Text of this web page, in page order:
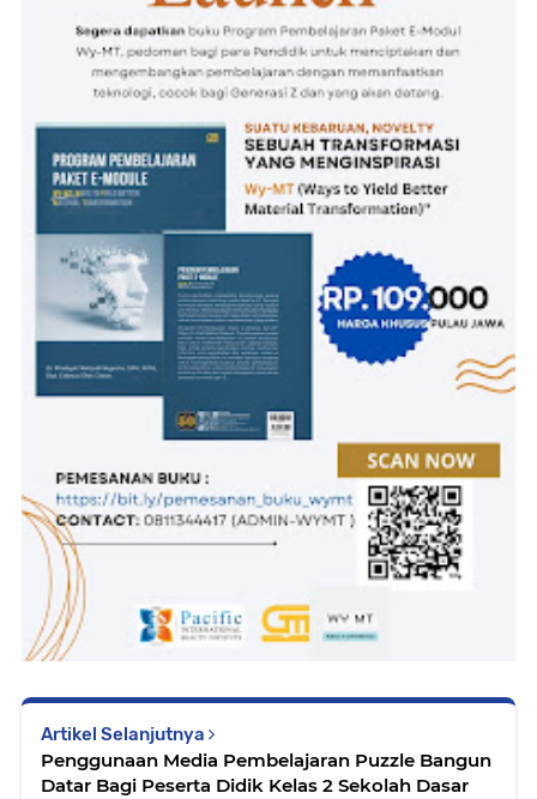
Artikel Selanjutnya
Penggunaan Media Pembelajaran Puzzle Bangun
Datar Bagi Peserta Didik Kelas 2 Sekolah Dasar